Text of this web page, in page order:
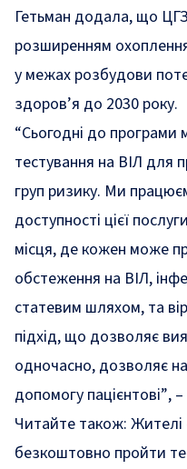
Гетьман додала, що
розширенням
у межах розбудови
здоров’я до 2030 року.
“Сьогодні до програми
тестування на ВІЛ для
груп ризику. Ми
доступності цієї
місця, де кожен може
обстеження на ВІЛ,
статевим шляхом, та
підхід, що дозволяє
одночасно, дозволяє
допомогу пацієнтові”,
Читайте також: Жителі
безкоштовно пройти